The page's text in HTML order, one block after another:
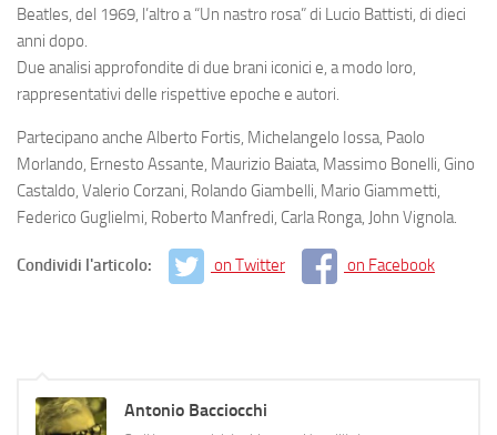
Beatles, del 1969, l’altro a “Un nastro rosa” di Lucio Battisti, di dieci
anni dopo.
Due analisi approfondite di due brani iconici e, a modo loro,
rappresentativi delle rispettive epoche e autori.
Partecipano anche Alberto Fortis, Michelangelo Iossa, Paolo
Morlando, Ernesto Assante, Maurizio Baiata, Massimo Bonelli, Gino
Castaldo, Valerio Corzani, Rolando Giambelli, Mario Giammetti,
Federico Guglielmi, Roberto Manfredi, Carla Ronga, John Vignola.
Condividi l'articolo: on Twitter on Facebook
Antonio Bacciocchi